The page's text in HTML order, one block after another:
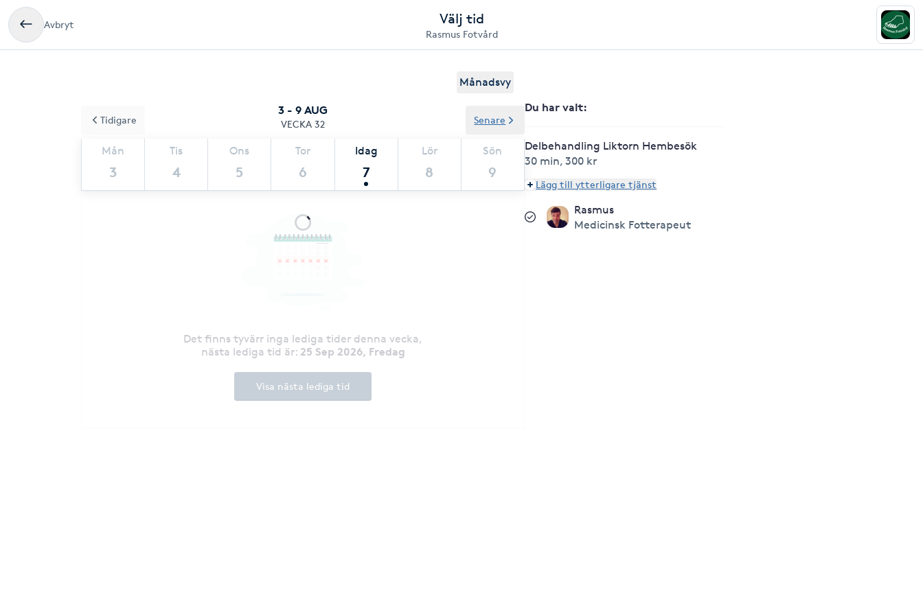
Avbryt Välj tid
Rasmus Fotvård
Månadsvy
3 - 9 AUG
VECKA 32
Mån
3
Tis
4
Ons
5
Tor
6
Idag
7
Lör
8
Sön
9
Tidigare Senare
Det finns tyvärr inga lediga tider denna vecka,
nästa lediga tid är: 25 Sep 2026, Fredag
Visa nästa lediga tid
Du har valt:
Delbehandling Liktorn Hembesök
30 min,300 kr
Lägg till ytterligare tjänst
Rasmus
Medicinsk Fotterapeut